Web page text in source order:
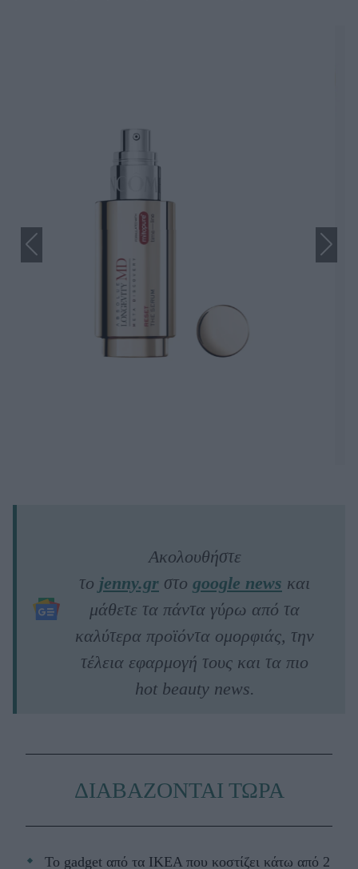
Ακολουθήστε
το jenny.gr στο google news και
μάθετε τα πάντα γύρω από τα
καλύτερα προϊόντα ομορφιάς, την
τέλεια εφαρμογή τους και τα πιο
hot beauty news.
ΔΙΑΒΑΖΟΝΤΑΙ ΤΩΡΑ
Το gadget από τα IKEA που κοστίζει κάτω από 2